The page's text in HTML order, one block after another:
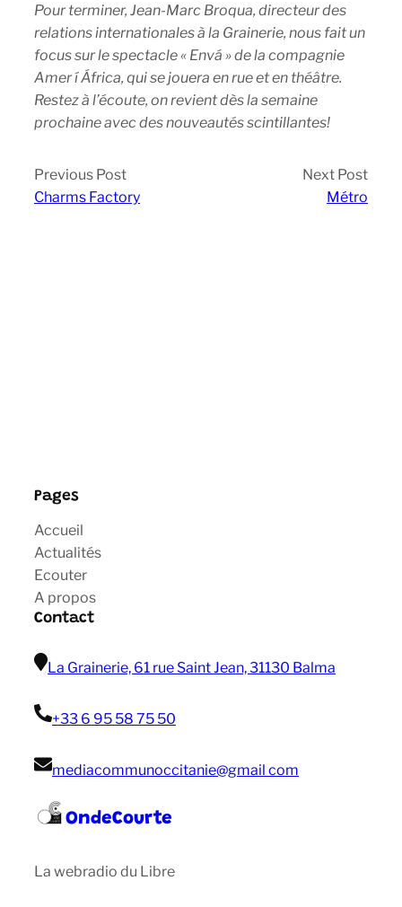
Pour terminer, Jean-Marc Broqua, directeur des
relations internationales à la Grainerie, nous fait un
focus sur le spectacle « Envá » de la compagnie
Amer í África, qui se jouera en rue et en théâtre.
Restez à l’écoute, on revient dès la semaine
prochaine avec des nouveautés scintillantes!
Previous Post
Charms Factory
Next Post
Métro
Pages
Accueil
Actualités
Ecouter
A propos
Contact
La Grainerie, 61 rue Saint Jean, 31130 Balma
+33 6 95 58 75 50
mediacommunoccitanie@gmail com
OndeCourte
La webradio du Libre